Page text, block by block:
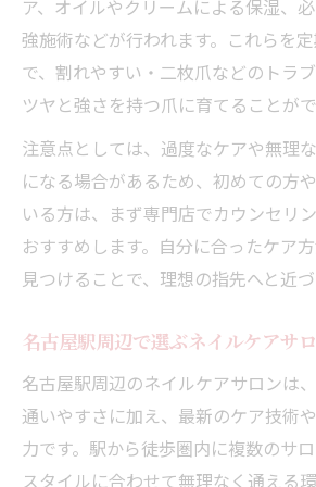
ツ
自爪育成を目的とした大人
内容
ネイルケア専門店で相談で
解決法
日常に溶け込む大人のための
大人の身だしなみネイル
入れるコツ
名古屋駅のネイルケアサロ
自爪ケアのみ派が実践する
大人女性におすすめのネイ
ア、オイルやクリームによる保湿、
強施術などが行われます。これらを
で、割れやすい・二枚爪などのトラ
ツヤと強さを持つ爪に育てることがで
注意点としては、過度なケアや無理
になる場合があるため、初めての方
いる方は、まず専門店でカウンセリ
おすすめします。自分に合ったケア
見つけることで、理想の指先へと近づ
名古屋駅周辺で選ぶネイルケアサ
名古屋駅周辺のネイルケアサロンは
通いやすさに加え、最新のケア技術
力です。駅から徒歩圏内に複数のサ
スタイルに合わせて無理なく通える